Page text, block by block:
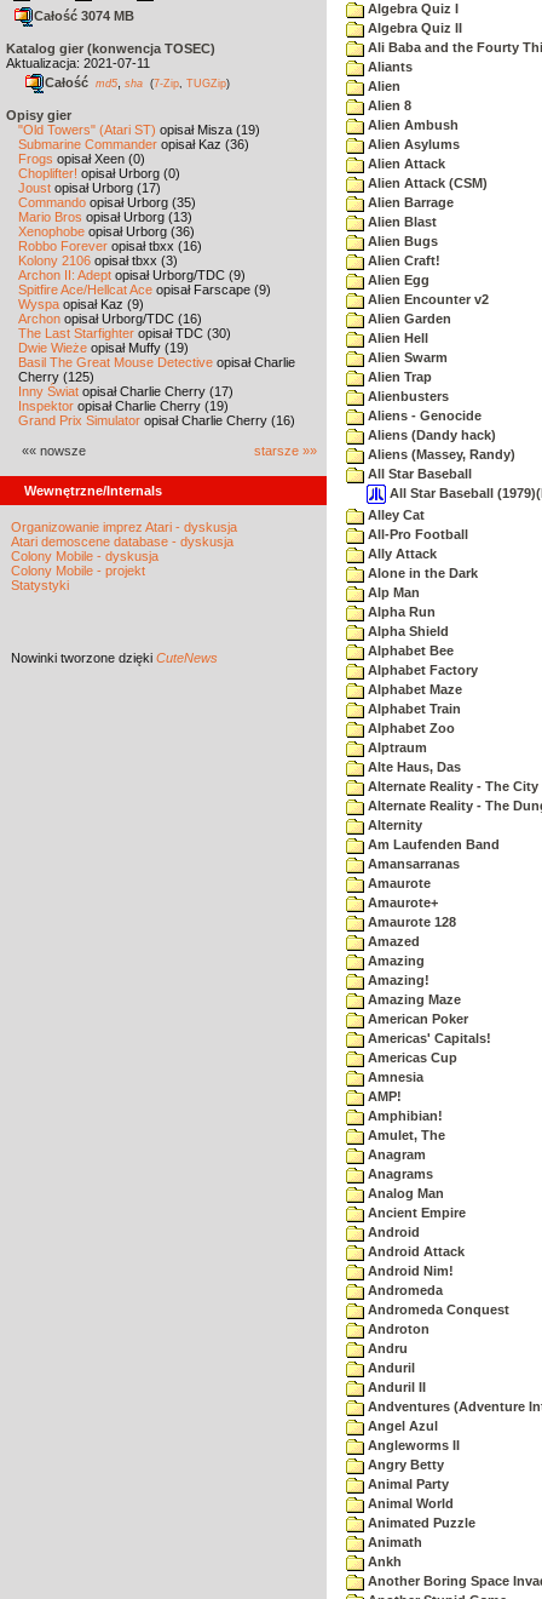
Całość 3074 MB
Katalog gier (konwencja TOSEC)
Aktualizacja: 2021-07-11
Całość md5 sha (7-Zip TUGZip)
Opisy gier
"Old Towers" (Atari ST) opisał Misza (19)
Submarine Commander opisał Kaz (36)
Frogs opisał Xeen (0)
Choplifter! opisał Urborg (0)
Joust opisał Urborg (17)
Commando opisał Urborg (35)
Mario Bros opisał Urborg (13)
Xenophobe opisał Urborg (36)
Robbo Forever opisał tbxx (16)
Kolony 2106 opisał tbxx (3)
Archon II: Adept opisał Urborg/TDC (9)
Spitfire Ace/Hellcat Ace opisał Farscape (9)
Wyspa opisał Kaz (9)
Archon opisał Urborg/TDC (16)
The Last Starfighter opisał TDC (30)
Dwie Wieże opisał Muffy (19)
Basil The Great Mouse Detective opisał Charlie
Cherry (125)
Inny Świat opisał Charlie Cherry (17)
Inspektor opisał Charlie Cherry (19)
Grand Prix Simulator opisał Charlie Cherry (16)
«« nowsze starsze »»
Wewnętrzne/Internals
Organizowanie imprez Atari - dyskusja
Atari demoscene database - dyskusja
Colony Mobile - dyskusja
Colony Mobile - projekt
Statystyki
Nowinki tworzone dzięki CuteNews
Algebra Quiz I
Algebra Quiz II
Ali Baba and the Fourty
Aliants
Alien
Alien 8
Alien Ambush
Alien Asylums
Alien Attack
Alien Attack (CSM)
Alien Barrage
Alien Blast
Alien Bugs
Alien Craft!
Alien Egg
Alien Encounter v2
Alien Garden
Alien Hell
Alien Swarm
Alien Trap
Alienbusters
Aliens - Genocide
Aliens (Dandy hack)
Aliens (Massey, Randy)
All Star Baseball
All Star Baseball
Alley Cat
All-Pro Football
Ally Attack
Alone in the Dark
Alp Man
Alpha Run
Alpha Shield
Alphabet Bee
Alphabet Factory
Alphabet Maze
Alphabet Train
Alphabet Zoo
Alptraum
Alte Haus, Das
Alternate Reality - The City
Alternate Reality - The
Alternity
Am Laufenden Band
Amansarranas
Amaurote
Amaurote+
Amaurote 128
Amazed
Amazing
Amazing!
Amazing Maze
American Poker
Americas' Capitals!
Americas Cup
Amnesia
AMP!
Amphibian!
Amulet, The
Anagram
Anagrams
Analog Man
Ancient Empire
Android
Android Attack
Android Nim!
Andromeda
Andromeda Conquest
Androton
Andru
Anduril
Anduril II
Andventures (Adventure
Angel Azul
Angleworms II
Angry Betty
Animal Party
Animal World
Animated Puzzle
Animath
Ankh
Another Boring Space